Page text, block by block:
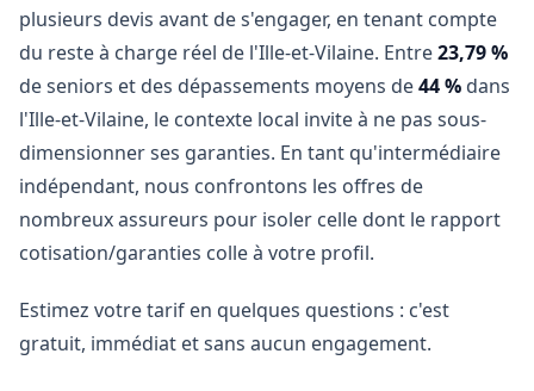
plusieurs devis avant de s'engager, en tenant compte
du reste à charge réel de l'Ille-et-Vilaine. Entre23,79 %
de seniors et des dépassements moyens de44 % dans
l'Ille-et-Vilaine, le contexte local invite à ne pas sous-
dimensionner ses garanties. En tant qu'intermédiaire
indépendant, nous confrontons les offres de
nombreux assureurs pour isoler celle dont le rapport
cotisation/garanties colle à votre profil.
Estimez votre tarif en quelques questions : c'est
gratuit, immédiat et sans aucun engagement.